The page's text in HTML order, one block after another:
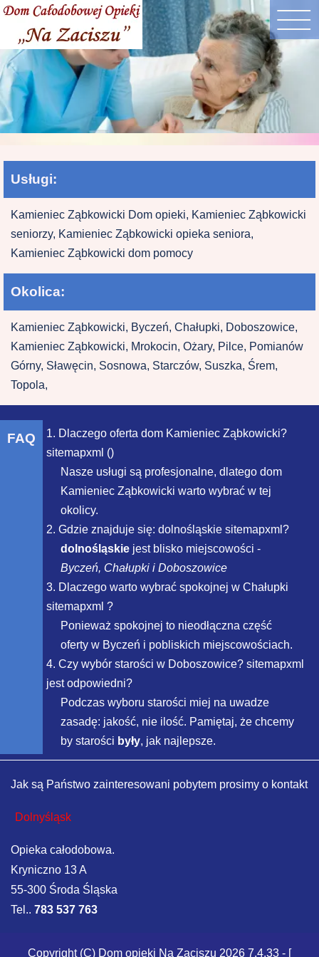
Usługi:
Kamieniec Ząbkowicki Dom opieki, Kamieniec Ząbkowicki
seniorzy, Kamieniec Ząbkowicki opieka seniora,
Kamieniec Ząbkowicki dom pomocy
Okolica:
Kamieniec Ząbkowicki, Byczeń, Chałupki, Doboszowice,
Kamieniec Ząbkowicki, Mrokocin, Ożary, Pilce, Pomianów
Górny, Sławęcin, Sosnowa, Starczów, Suszka, Śrem,
Topola,
FAQ
1. Dlaczego oferta dom Kamieniec Ząbkowicki?
sitemapxml ()
Nasze usługi są profesjonalne, dlatego dom
Kamieniec Ząbkowicki warto wybrać w tej
okolicy.
2. Gdzie znajduje się: dolnośląskie sitemapxml?
dolnośląskie jest blisko miejscowości -
Byczeń, Chałupki i Doboszowice
3. Dlaczego warto wybrać spokojnej w Chałupki
sitemapxml ?
Ponieważ spokojnej to nieodłączna część
oferty w Byczeń i pobliskich miejscowościach.
4. Czy wybór starości w Doboszowice? sitemapxml
jest odpowiedni?
Podczas wyboru starości miej na uwadze
zasadę: jakość, nie ilość. Pamiętaj, że chcemy
by starości były, jak najlepsze.
Jak są Państwo zainteresowani pobytem prosimy o kontakt
Dolnyśląsk
Opieka całodobowa.
Kryniczno 13 A
55-300 Środa Śląska
Tel.. 783 537 763
Copyright (C) Dom opieki Na Zaciszu 2026 7.4.33 - [